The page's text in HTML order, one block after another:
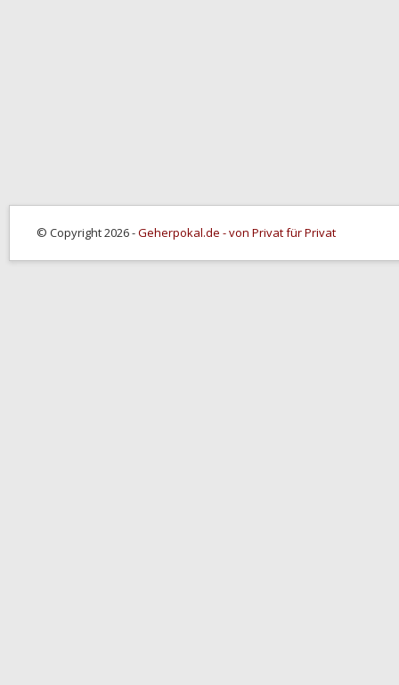
© Copyright 2026 -Geherpokal.de - von Privat für Privat